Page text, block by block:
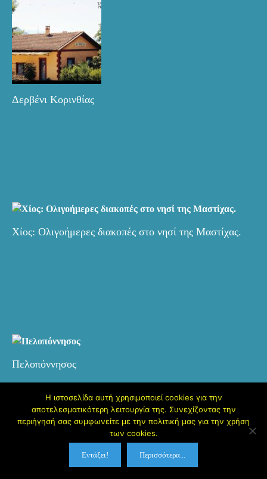
Δερβένι Κορινθίας
Χίος: Ολιγοήμερες διακοπές στο νησί της Μαστίχας.
Πελοπόννησος
Η ιστοσελίδα αυτή χρησιμοποιεί cookies για την
αποτελεσματικότερη λειτουργία της. Συνεχίζοντας την
περιήγησή σας συμφωνείτε με την πολιτική μας για την χρήση
των cookies.
Εντάξει! Περισσότερα...